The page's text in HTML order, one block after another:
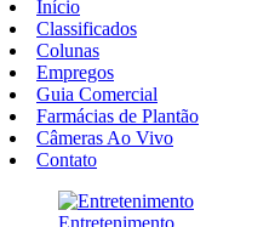
Início
Classificados
Colunas
Empregos
Guia Comercial
Farmácias de Plantão
Câmeras Ao Vivo
Contato
Entretenimento